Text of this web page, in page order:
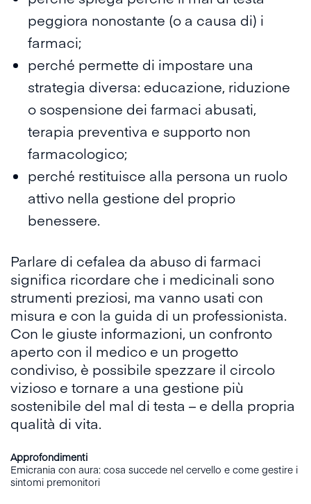
peggiora nonostante (o a causa di) i
farmaci;
perché permette di impostare una
strategia diversa: educazione, riduzione
o sospensione dei farmaci abusati,
terapia preventiva e supporto non
farmacologico;
perché restituisce alla persona un ruolo
attivo nella gestione del proprio
benessere.
Parlare di cefalea da abuso di farmaci
significa ricordare che i medicinali sono
strumenti preziosi, ma vanno usati con
misura e con la guida di un professionista.
Con le giuste informazioni, un confronto
aperto con il medico e un progetto
condiviso, è possibile spezzare il circolo
vizioso e tornare a una gestione più
sostenibile del mal di testa – e della propria
qualità di vita.
Approfondimenti
Emicrania con aura: cosa succede nel cervello e come gestire i
sintomi premonitori